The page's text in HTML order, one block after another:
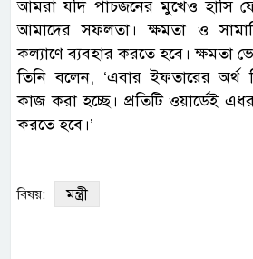
আমরা যদি পাঁচজনের মুখেও হাঁসি
আমাদের সফলতা। ক্ষমতা ও
কল্যাণে ব্যবহার করতে হবে। ক্ষমতা
তিনি বলেন, ‘এবার ইফতারের অর্থ
কাজ করা হচ্ছে। প্রতিটি ওয়ার্ডেই
করতে হবে।’
বিষয়: মন্ত্রী